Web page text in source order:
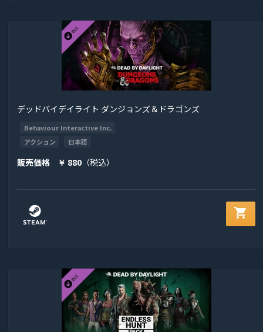
デッドバイデイライト ダンジョンズ＆ドラゴンズ
Behaviour Interactive Inc.
アクション
日本語
販売価格 ￥ 880 （税込）
shopping_cart